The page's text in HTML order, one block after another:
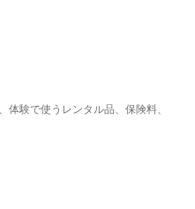
験で使うレンタル品、保険料、